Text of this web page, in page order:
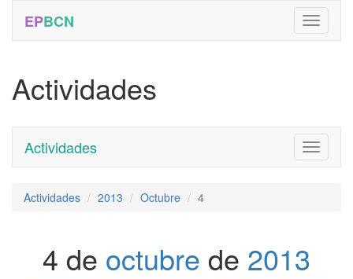
EPBCN
Actividades
Toggle
Actividades
Actividades 2013 Octubre 4
4 de octubre de 2013